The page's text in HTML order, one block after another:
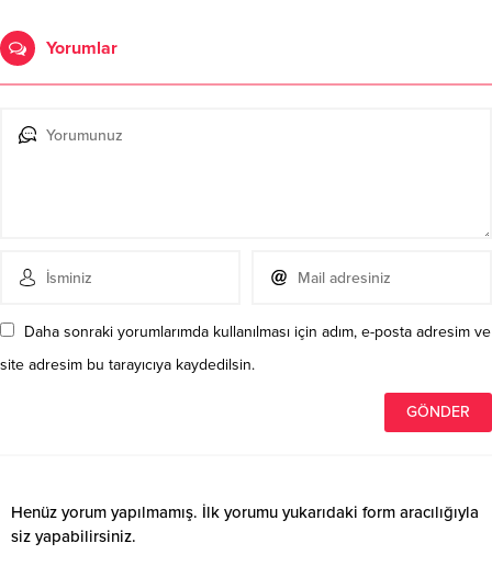
Yorumlar
Daha sonraki yorumlarımda kullanılması için adım, e-posta adresim ve
site adresim bu tarayıcıya kaydedilsin.
Henüz yorum yapılmamış. İlk yorumu yukarıdaki form aracılığıyla
siz yapabilirsiniz.